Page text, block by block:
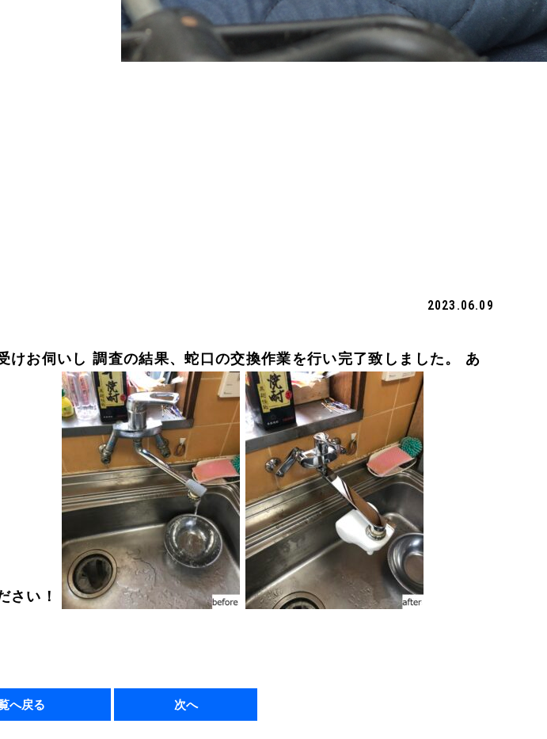
2023.06.09
お伺いし 調査の結果、蛇口の交換作業を行い完了致しました。 あ
さい！
へ戻る 次へ